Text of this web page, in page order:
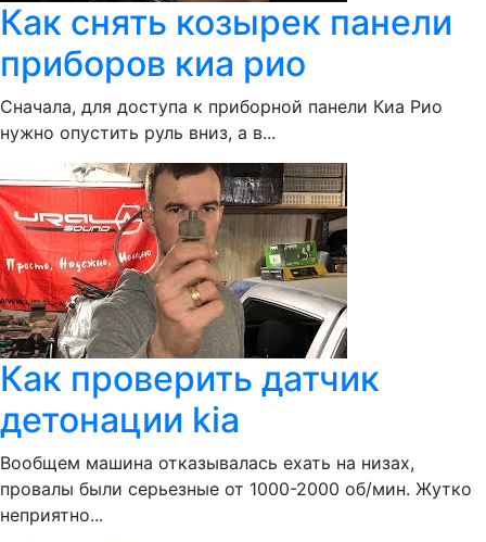
Как снять козырек панели
приборов киа рио
Сначала, для доступа к приборной панели Киа Рио
нужно опустить руль вниз, а в...
Как проверить датчик
детонации kia
Вообщем машина отказывалась ехать на низах,
провалы были серьезные от 1000-2000 об/мин. Жутко
неприятно...